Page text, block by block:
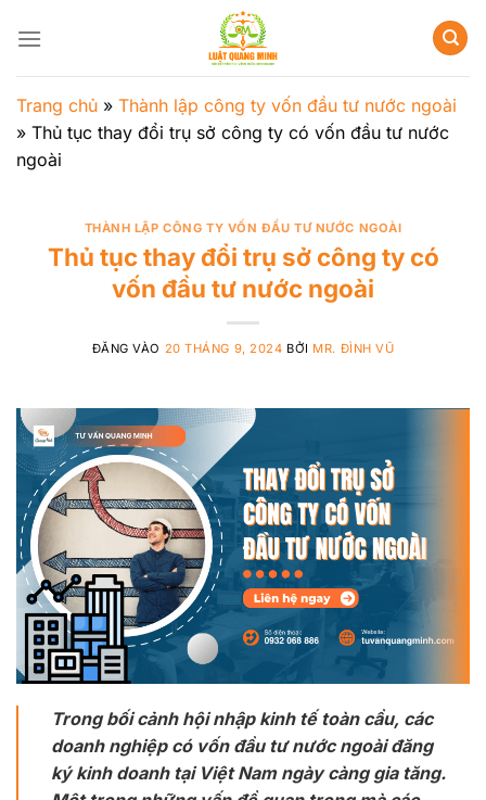
qua
dung
Trang chủ » Thành lập công ty vốn đầu tư nước ngoài
» Thủ tục thay đổi trụ sở công ty có vốn đầu tư nước
ngoài
THÀNH LẬP CÔNG TY VỐN ĐẦU TƯ NƯỚC NGOÀI
Thủ tục thay đổi trụ sở công ty có
vốn đầu tư nước ngoài
ĐĂNG VÀO 20 THÁNG 9, 2024 BỞI MR. ĐÌNH VŨ
Trong bối cảnh hội nhập kinh tế toàn cầu, các
doanh nghiệp có vốn đầu tư nước ngoài đăng
ký kinh doanh tại Việt Nam ngày càng gia tăng.